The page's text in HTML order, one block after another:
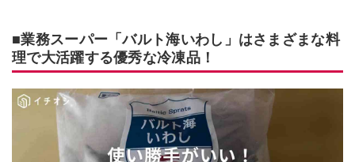
■業務スーパー「バルト海いわし」はさまざまな料
理で大活躍する優秀な冷凍品！